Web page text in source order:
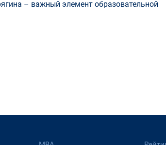
– важный элемент образовательной